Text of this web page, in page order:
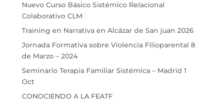
Nuevo Curso Básico Sistémico Relacional
Colaborativo CLM
Training en Narrativa en Alcázar de San juan 2026
Jornada Formativa sobre Violencia Filioparental 8
de Marzo – 2024
Seminario Terapia Familiar Sistémica – Madrid 1
Oct
CONOCIENDO A LA FEATF